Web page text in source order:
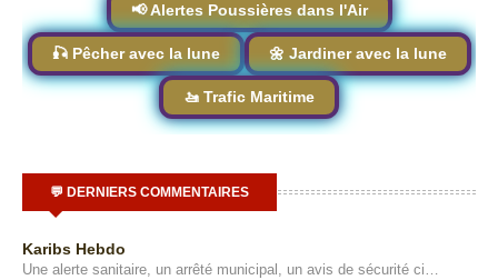
📢 Alertes Poussières dans l'Air
🎣 Pêcher avec la lune 🌼 Jardiner avec la lune
🚤 Trafic Maritime
💬 DERNIERS COMMENTAIRES
Karibs Hebdo
Une alerte sanitaire, un arrêté municipal, un avis de sécurité ci…